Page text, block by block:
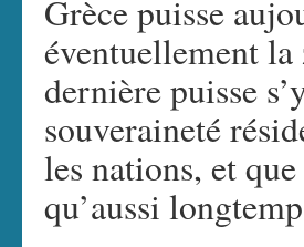
Grèce puisse
éventuellement la
dernière puisse
souveraineté
les nations, et
qu’aussi